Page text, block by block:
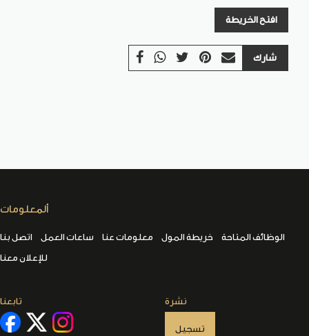
افتح الخريطة
شارك
ألمعلومات
اتصل بنا ساعات العمل معلومات عنا خريطة المول
الوظائف المتاحة
للإعلان معنا
تابعنا نشرة
تسجيل